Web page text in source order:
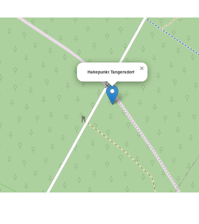
Haltepunkt Tangersdorf ×